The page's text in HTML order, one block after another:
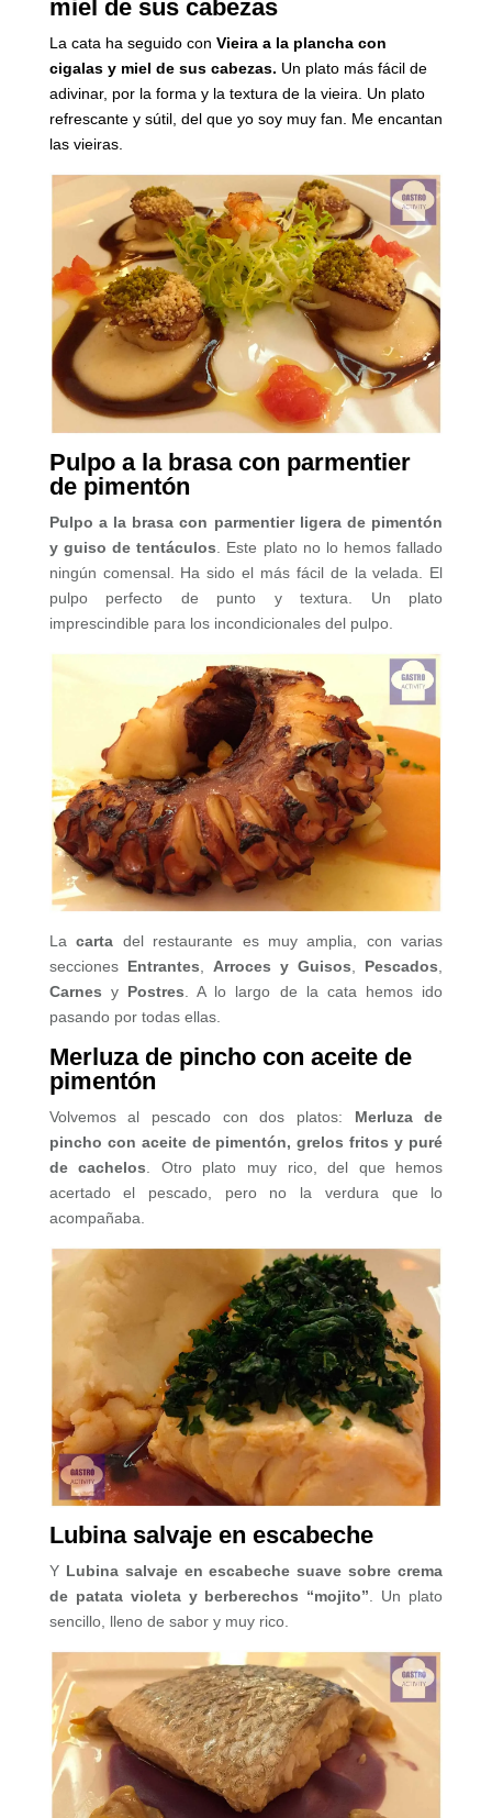
miel de sus cabezas
La cata ha seguido con Vieira a la plancha con
cigalas y miel de sus cabezas. Un plato más fácil de
adivinar, por la forma y la textura de la vieira. Un plato
refrescante y sútil, del que yo soy muy fan. Me encantan
las vieiras.
Pulpo a la brasa con parmentier
de pimentón
Pulpo a la brasa con parmentier ligera de pimentón
y guiso de tentáculos . Este plato no lo hemos fallado
ningún comensal. Ha sido el más fácil de la velada. El
pulpo perfecto de punto y textura. Un plato
imprescindible para los incondicionales del pulpo.
Lacarta del restaurante es muy amplia, con varias
secciones Entrantes Arroces y Guisos Pescados
Carnes y Postres . A lo largo de la cata hemos ido
pasando por todas ellas.
Merluza de pincho con aceite de
pimentón
Volvemos al pescado con dos platos: Merluza de
pincho con aceite de pimentón, grelos fritos y puré
de cachelos . Otro plato muy rico, del que hemos
acertado el pescado, pero no la verdura que lo
acompañaba.
Lubina salvaje en escabeche
Y Lubina salvaje en escabeche suave sobre crema
de patata violeta y berberechos “mojito” . Un plato
sencillo, lleno de sabor y muy rico.